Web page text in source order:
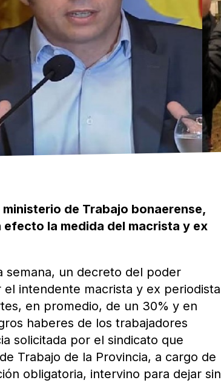
de Trabajo bonaerense,
la medida del macrista y ex
semana, un decreto del poder
intendente macrista y ex periodista
en promedio, de un 30% y en
haberes de los trabajadores
solicitada por el sindicato que
Trabajo de la Provincia, a cargo de
obligatoria, intervino para dejar sin